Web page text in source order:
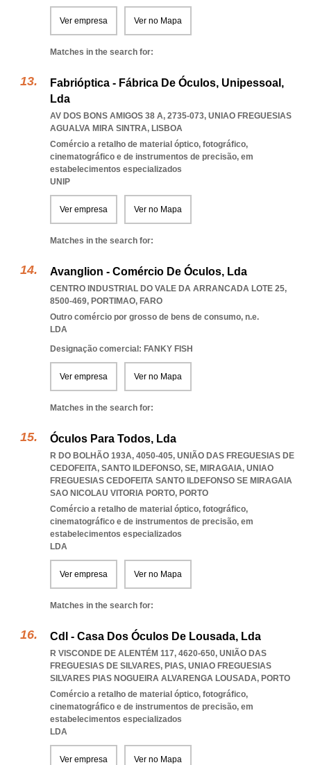
Ver empresa Ver no Mapa
Matches in the search for:
Fabrióptica - Fábrica De Óculos, Unipessoal,
Lda
AV DOS BONS AMIGOS 38 A, 2735-073, UNIAO FREGUESIAS
AGUALVA MIRA SINTRA, LISBOA
Comércio a retalho de material óptico, fotográfico,
cinematográfico e de instrumentos de precisão, em
estabelecimentos especializados
UNIP
Ver empresa Ver no Mapa
Matches in the search for:
Avanglion - Comércio De Óculos, Lda
CENTRO INDUSTRIAL DO VALE DA ARRANCADA LOTE 25,
8500-469, PORTIMAO, FARO
Outro comércio por grosso de bens de consumo, n.e.
LDA
Designação comercial: FANKY FISH
Ver empresa Ver no Mapa
Matches in the search for:
Óculos Para Todos, Lda
R DO BOLHÃO 193A, 4050-405, UNIÃO DAS FREGUESIAS DE
CEDOFEITA, SANTO ILDEFONSO, SE, MIRAGAIA, UNIAO
FREGUESIAS CEDOFEITA SANTO ILDEFONSO SE MIRAGAIA
SAO NICOLAU VITORIA PORTO, PORTO
Comércio a retalho de material óptico, fotográfico,
cinematográfico e de instrumentos de precisão, em
estabelecimentos especializados
LDA
Ver empresa Ver no Mapa
Matches in the search for:
Cdl - Casa Dos Óculos De Lousada, Lda
R VISCONDE DE ALENTÉM 117, 4620-650, UNIÃO DAS
FREGUESIAS DE SILVARES, PIAS, UNIAO FREGUESIAS
SILVARES PIAS NOGUEIRA ALVARENGA LOUSADA, PORTO
Comércio a retalho de material óptico, fotográfico,
cinematográfico e de instrumentos de precisão, em
estabelecimentos especializados
LDA
Ver empresa Ver no Mapa